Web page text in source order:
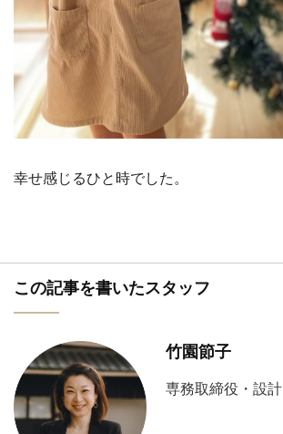
幸せ感じるひと時でした。
この記事を書いたスタッフ
竹園節子
専務取締役・設計